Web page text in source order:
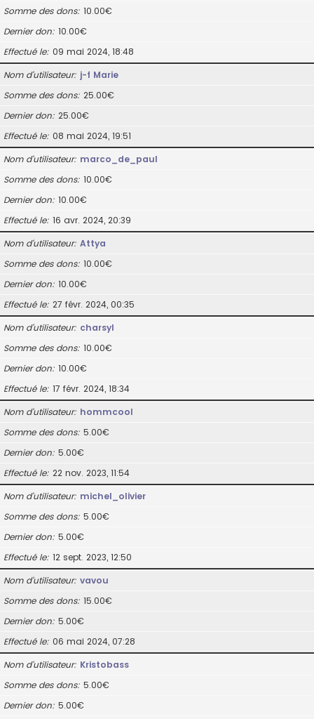
Somme des dons 10.00€
Dernier don 10.00€
Effectué le 09 mai 2024, 18:48
Nom d’utilisateur j-f Marie
Somme des dons 25.00€
Dernier don 25.00€
Effectué le 08 mai 2024, 19:51
Nom d’utilisateur marco_de_paul
Somme des dons 10.00€
Dernier don 10.00€
Effectué le 16 avr. 2024, 20:39
Nom d’utilisateur Attya
Somme des dons 10.00€
Dernier don 10.00€
Effectué le 27 févr. 2024, 00:35
Nom d’utilisateur charsyl
Somme des dons 10.00€
Dernier don 10.00€
Effectué le 17 févr. 2024, 18:34
Nom d’utilisateur hommcool
Somme des dons 5.00€
Dernier don 5.00€
Effectué le 22 nov. 2023, 11:54
Nom d’utilisateur michel_olivier
Somme des dons 5.00€
Dernier don 5.00€
Effectué le 12 sept. 2023, 12:50
Nom d’utilisateur vavou
Somme des dons 15.00€
Dernier don 5.00€
Effectué le 06 mai 2024, 07:28
Nom d’utilisateur Kristobass
Somme des dons 5.00€
Dernier don 5.00€